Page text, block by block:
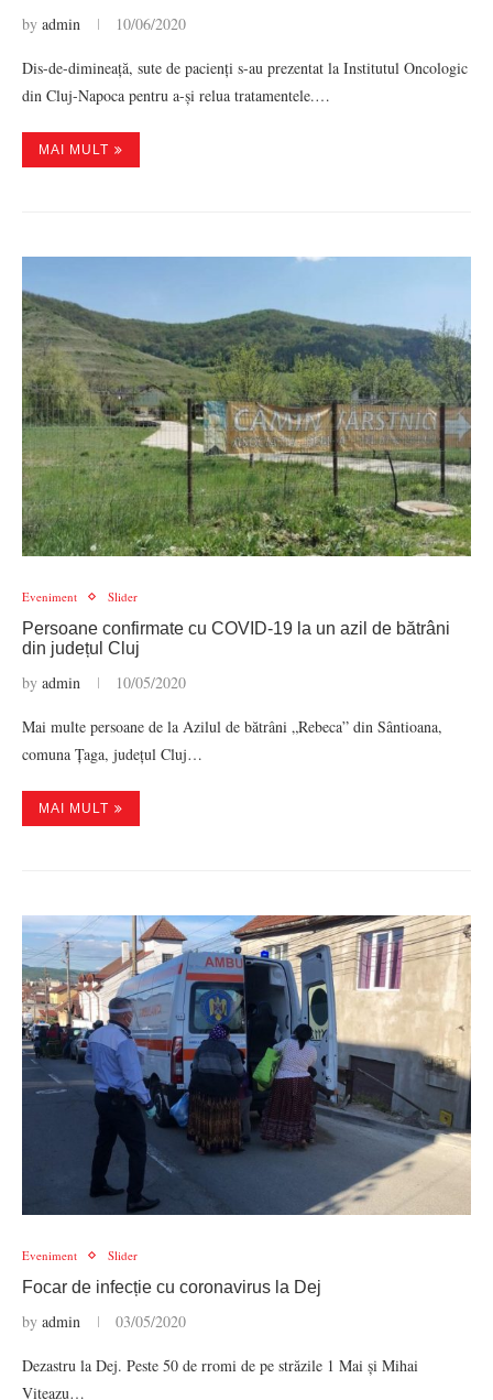
by admin 10/06/2020
Dis-de-dimineață, sute de pacienți s-au prezentat la Institutul Oncologic
din Cluj-Napoca pentru a-și relua tratamentele.…
MAI MULT
Eveniment Slider
Persoane confirmate cu COVID-19 la un azil de bătrâni
din județul Cluj
by admin 10/05/2020
Mai multe persoane de la Azilul de bătrâni „Rebeca” din Sântioana,
comuna Țaga, județul Cluj…
MAI MULT
Eveniment Slider
Focar de infecție cu coronavirus la Dej
by admin 03/05/2020
Dezastru la Dej. Peste 50 de rromi de pe străzile 1 Mai și Mihai
Viteazu…